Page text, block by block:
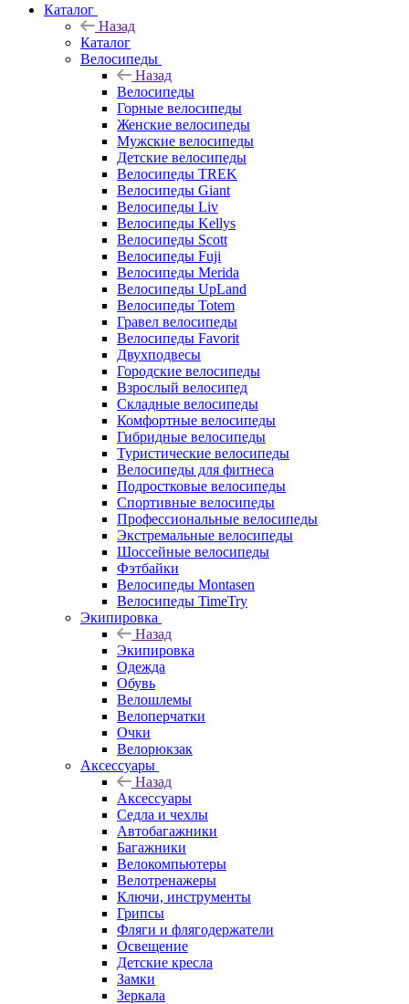
Каталог
Назад
Каталог
Велосипеды
Назад
Велосипеды
Горные велосипеды
Женские велосипеды
Мужские велосипеды
Детские велосипеды
Велосипеды TREK
Велосипеды Giant
Велосипеды Liv
Велосипеды Kellys
Велосипеды Scott
Велосипеды Fuji
Велосипеды Merida
Велосипеды UpLand
Велосипеды Totem
Гравел велосипеды
Велосипеды Favorit
Двухподвесы
Городские велосипеды
Взрослый велосипед
Складные велосипеды
Комфортные велосипеды
Гибридные велосипеды
Туристические велосипеды
Велосипеды для фитнеса
Подростковые велосипеды
Спортивные велосипеды
Профессиональные велосипеды
Экстремальные велосипеды
Шоссейные велосипеды
Фэтбайки
Велосипеды Montasen
Велосипеды TimeTry
Экипировка
Назад
Экипировка
Одежда
Обувь
Велошлемы
Велоперчатки
Очки
Велорюкзак
Аксессуары
Назад
Аксессуары
Седла и чехлы
Автобагажники
Багажники
Велокомпьютеры
Велотренажеры
Ключи, инструменты
Грипсы
Фляги и флягодержатели
Освещение
Детские кресла
Замки
Зеркала